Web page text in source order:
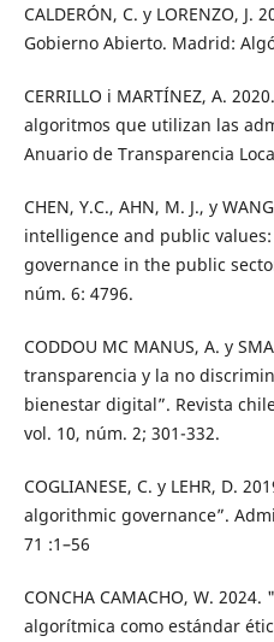
CALDERÓN, C. y LORENZO, J.
Gobierno Abierto. Madrid:
CERRILLO i MARTÍNEZ, A.
algoritmos que utilizan las
Anuario de Transparencia
CHEN, Y.C., AHN, M. J., y
intelligence and public
governance in the public
núm. 6: 4796.
CODDOU MC MANUS, A. y
transparencia y la no
bienestar digital”. Revista
vol. 10, núm. 2; 301-332.
COGLIANESE, C. y LEHR, D.
algorithmic governance”.
71 :1–56
CONCHA CAMACHO, W.
algorítmica como estándar